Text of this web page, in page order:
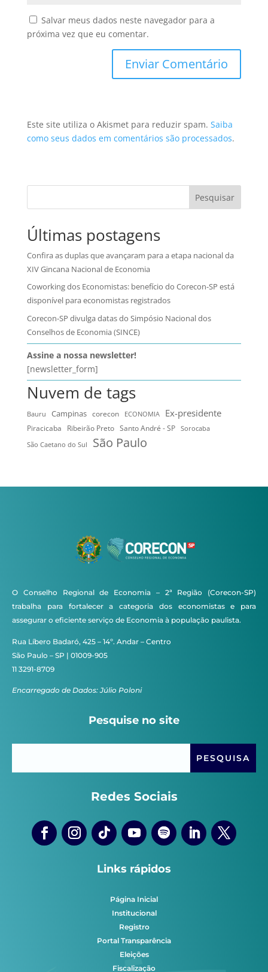
Salvar meus dados neste navegador para a
próxima vez que eu comentar.
Este site utiliza o Akismet para reduzir spam. Saiba
como seus dados em comentários são processados.
Pesquisar
Últimas postagens
Confira as duplas que avançaram para a etapa nacional da
XIV Gincana Nacional de Economia
Coworking dos Economistas: benefício do Corecon-SP está
disponível para economistas registrados
Corecon-SP divulga datas do Simpósio Nacional dos
Conselhos de Economia (SINCE)
Assine a nossa newsletter!
[newsletter_form]
Nuvem de tags
Bauru Campinas corecon ECONOMIA Ex-presidente
Piracicaba Ribeirão Preto Santo André - SP
Sorocaba
São Caetano do Sul
São Paulo
O Conselho Regional de Economia – 2ª Região (Corecon-SP)
trabalha para fortalecer a categoria dos economistas e para
assegurar o eficiente serviço de Economia à população paulista.
Rua Líbero Badaró, 425 – 14º. Andar – Centro
São Paulo – SP | 01009-905
11 3291-8709
Encarregado de Dados: Júlio Poloni
Pesquise no site
Redes Sociais
Links rápidos
Página Inicial
Institucional
Registro
Portal Transparência
Eleições
Fiscalização